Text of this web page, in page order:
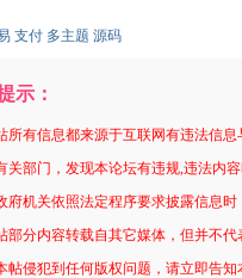
支付 多主题 源码
示：
所有信息都来源于互联网有违法信
关部门，发现本论坛有违规,违法内
府机关依照法定程序要求披露信息
部分内容转载自其它媒体，但并不
帖侵犯到任何版权问题，请立即告